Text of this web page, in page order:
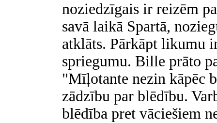
noziedzīgais ir reizēm
savā laikā Spartā,
atklāts. Pārkāpt likumu
spriegumu. Bille prāto
"Mīļotante nezin kāpēc
zādzību par blēdību.
blēdība pret vāciešiem